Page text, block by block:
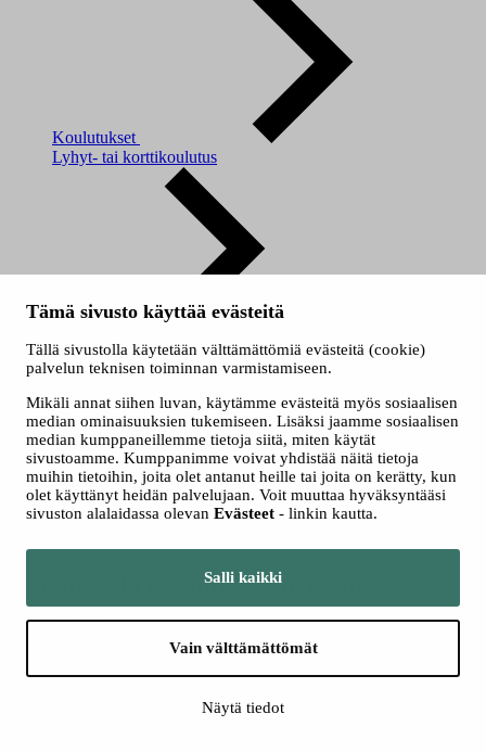
Tämä sivusto käyttää evästeitä
Tällä sivustolla käytetään välttämättömiä evästeitä (cookie)
palvelun teknisen toiminnan varmistamiseen.
Mikäli annat siihen luvan, käytämme evästeitä myös sosiaalisen
median ominaisuuksien tukemiseen. Lisäksi jaamme sosiaalisen
median kumppaneillemme tietoja siitä, miten käytät
sivustoamme. Kumppanimme voivat yhdistää näitä tietoja
muihin tietoihin, joita olet antanut heille tai joita on kerätty, kun
olet käyttänyt heidän palvelujaan. Voit muuttaa hyväksyntääsi
sivuston alalaidassa olevan Evästeet - linkin kautta.
Salli kaikki
Vain välttämättömät
Näytä tiedot
Koulutukset
Lyhyt- tai korttikoulutus
Valmentaudu työpaikkaohjaajaksi verkossa
Valmentaudu työpaikkaohjaajaksi verkossa
Valmentaudu työpaikkaohjaajaksi verkossa
Työpaikkaohjaajan tehtävä on tärkeä. Sen menestyksekäs
hoitaminen edellyttää perehtymistä työelämässä oppimisen
käytäntöihin eli suunnitteluun, toteutukseen ja osaamisen arviointiin.
Nyt sinulla on mahdollisuus kehittää näitä taitoja työpaikkaohjaajien
Ilmoittaudu koulutukseen Tredu-
kaupassa!